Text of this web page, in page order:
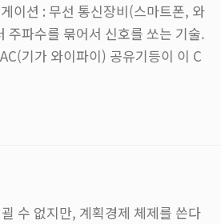
이션 : 무선 통신장비(스마트폰, 와
주파수를 묶어서 신호를 쏘는 기술.
기가 와이파이) 공유기등이 이 C
수 없지만, 계획경제 체제를 쓴다